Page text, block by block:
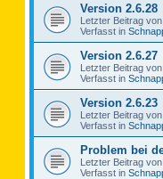
Version 2.6.28
Letzter Beitrag von
Verfasst in
Version 2.6.27
Letzter Beitrag von
Verfasst in
Version 2.6.23
Letzter Beitrag von
Verfasst in
Problem bei
Letzter Beitrag von
Verfasst in